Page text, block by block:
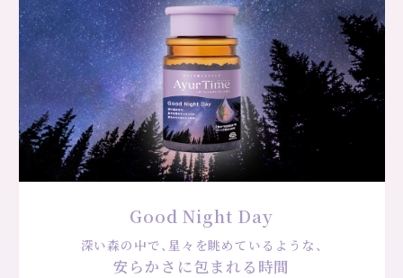
Good Night Day
深い森の中で、星々を眺めているような、
安らかさに包まれる時間